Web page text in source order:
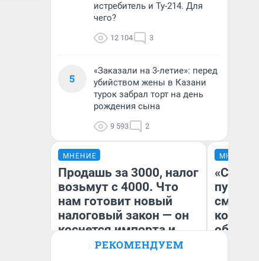
истребитель и Ту-214. Для
чего?
12 104 3
5
«Заказали на 3-летие»: перед
убийством жены в Казани
турок забрал торт на день
рождения сына
9 593 2
МНЕНИЕ
Продашь за 3000, налог
возьмут с 4000. Что
нам готовит новый
налоговый закон — он
коснется импорта и
даже репетиторов
МНЕНИЕ
РЕКОМЕНДУЕМ